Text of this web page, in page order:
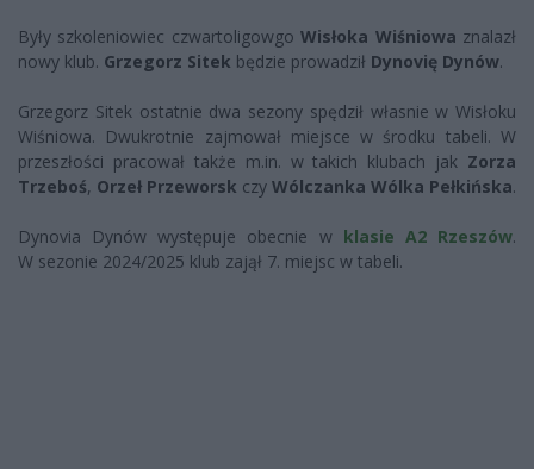
Były szkoleniowiec czwartoligowgoWisłoka Wiśniowa znalazł
nowy klub. Grzegorz Sitek będzie prowadził Dynovię Dynów.
Grzegorz Sitek ostatnie dwa sezony spędził własnie w Wisłoku
Wiśniowa. Dwukrotnie zajmował miejsce w środku tabeli. W
przeszłości pracował także m.in. w takich klubach jak Zorza
Trzeboś, Orzeł Przeworsk czy Wólczanka Wólka Pełkińska.
Dynovia Dynów występuje obecnie w klasie A2 Rzeszów.
W sezonie 2024/2025 klub zajął 7. miejsc w tabeli.